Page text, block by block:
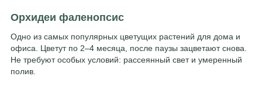
Орхидеи фаленопсис
Одно из самых популярных цветущих растений для дома и
офиса. Цветут по 2–4 месяца, после паузы зацветают снова.
Не требуют особых условий: рассеянный свет и умеренный
полив.